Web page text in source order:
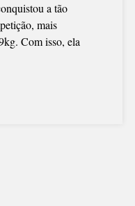
a tão
mais
Com isso, ela